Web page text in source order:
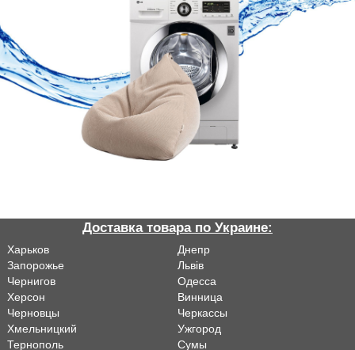
Доставка товара по Украине:
Харьков
Днепр
Запорожье
Львiв
Чернигов
Одесса
Херсон
Винница
Черновцы
Черкассы
Хмельницкий
Ужгород
Тернополь
Сумы